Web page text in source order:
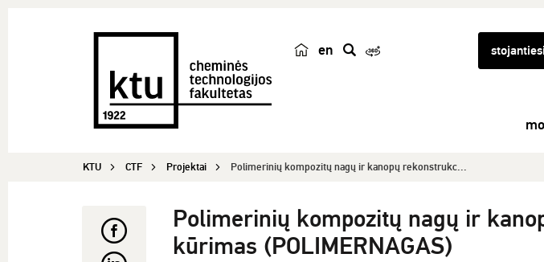
en
k
KTU CTF Projektai Polimerinių kompozitų nagų ir kanopų rekonstrukc...
Polimerinių kompozitų nagų ir
kūrimas (POLIMERNAGAS)